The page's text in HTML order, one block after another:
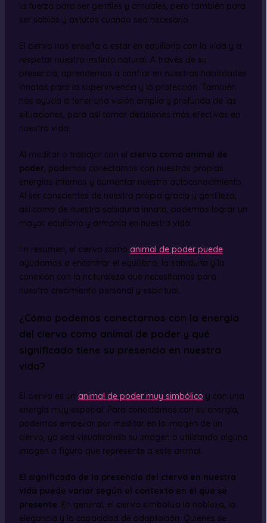
la fuerza para ser gentiles y amables, pero también para
ser sabios y astutos cuando sea necesario.
El ciervo nos enseña a estar en equilibrio con la vida y a
respetar nuestro instinto natural. A través de su
presencia, aprendemos a confiar en nuestras habilidades
innatas para la supervivencia y la protección. También
nos ayuda a tener una visión amplia y profunda de las
situaciones, para así tomar decisiones más efectivas en
nuestra vida.
Al meditar o trabajar con el ciervo como animal de
poder, podemos conectarnos con nuestras propias
energías internas y aumentar nuestro autoconocimiento.
Al ser conscientes de nuestra propia gracia y gentileza,
así como de nuestra sabiduría innata, podemos lograr un
mayor equilibrio y armonía en nuestra vida.
En resumen, el ciervo como animal de poder puede
ayudarnos a encontrar el equilibrio, la sabiduría y la
conexión con la naturaleza que necesitamos para
nuestro crecimiento personal y espiritual.
¿Cómo podemos conectarnos con la energía
del ciervo como animal de poder y qué
significado tiene su presencia en nuestra
vida?
El ciervo es un animal de poder muy simbólico y con una
energía muy especial. Para conectarnos con su energía,
podemos empezar por meditar en la imagen de un
ciervo, ya sea visualizando su imagen o utilizando alguna
imagen o figura que represente a este animal.
El significado de la presencia del ciervo en nuestra
vida puede variar según el contexto en el que se
presente. En general, el ciervo simboliza la nobleza, la
elegancia y la capacidad de adaptación. Quienes se